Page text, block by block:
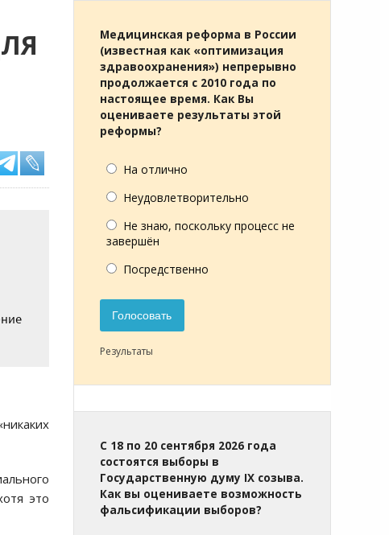
это
Медицинская реформа в России
(известная как «оптимизация
здравоохранения») непрерывно
продолжается с 2010 года по
настоящее время. Как Вы
оцениваете результаты этой
реформы?
На отлично
Неудовлетворительно
Не знаю, поскольку процесс не
завершён
Посредственно
Голосовать
Результаты
С 18 по 20 сентября 2026 года
состоятся выборы в
Государственную думу IX созыва.
Как вы оцениваете возможность
фальсификации выборов?